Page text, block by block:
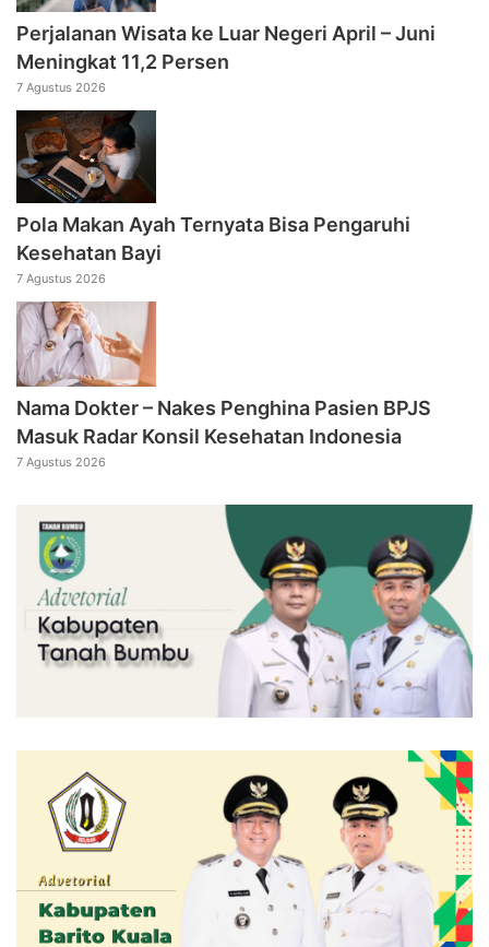
Perjalanan Wisata ke Luar Negeri April – Juni
Meningkat 11,2 Persen
7 Agustus 2026
Pola Makan Ayah Ternyata Bisa Pengaruhi
Kesehatan Bayi
7 Agustus 2026
Nama Dokter – Nakes Penghina Pasien BPJS
Masuk Radar Konsil Kesehatan Indonesia
7 Agustus 2026